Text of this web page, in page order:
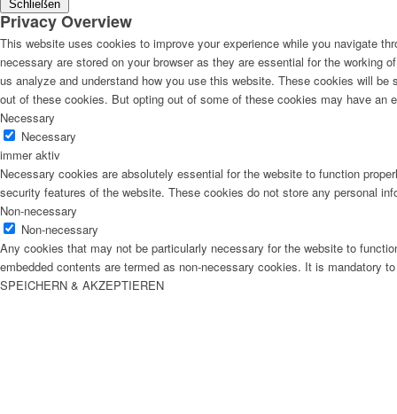
Schließen
Privacy Overview
This website uses cookies to improve your experience while you navigate
necessary are stored on your browser as they are essential for the
us analyze and understand how you use this website. These cookies will
out of these cookies. But opting out of some of these cookies may have an
Necessary
Necessary
immer aktiv
Necessary cookies are absolutely essential for the website to function
security features of the website. These cookies do not store any personal
Non-necessary
Non-necessary
Any cookies that may not be particularly necessary for the website to
embedded contents are termed as non-necessary cookies. It is mandatory
SPEICHERN & AKZEPTIEREN